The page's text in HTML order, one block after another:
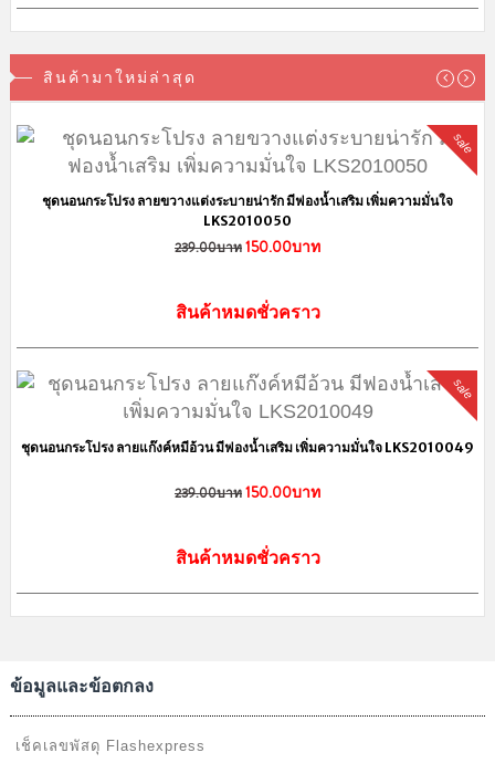
สินค้ามาใหม่ล่าสุด
sale
ชุดนอนกระโปรง ลายขวางแต่งระบายน่ารัก มีฟองน้ำเสริม เพิ่มความมั่นใจ
LKS2010050
239.00บาท150.00บาท
สินค้าหมดชั่วคราว
sale
ชุดนอนกระโปรง ลายแก๊งค์หมีอ้วน มีฟองน้ำเสริม เพิ่มความมั่นใจ LKS2010049
239.00บาท150.00บาท
สินค้าหมดชั่วคราว
ข้อมูลและข้อตกลง
เช็คเลขพัสดุ Flashexpress